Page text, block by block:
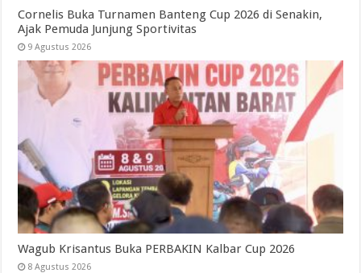
Cornelis Buka Turnamen Banteng Cup 2026 di Senakin,
Ajak Pemuda Junjung Sportivitas
9 Agustus 2026
Wagub Krisantus Buka PERBAKIN Kalbar Cup 2026
8 Agustus 2026